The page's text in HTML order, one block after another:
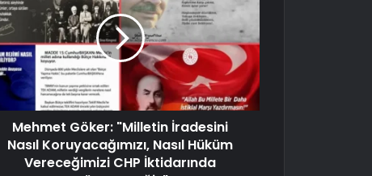
Mehmet Göker: "Milletin İradesini
Nasıl Koruyacağımızı, Nasıl Hüküm
Vereceğimizi CHP İktidarında